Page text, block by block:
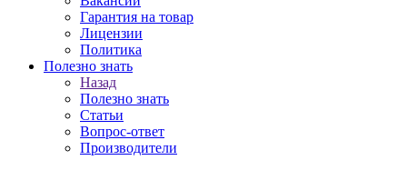
Гарантия на товар
Лицензии
Политика
Полезно знать
Назад
Полезно знать
Статьи
Вопрос-ответ
Производители